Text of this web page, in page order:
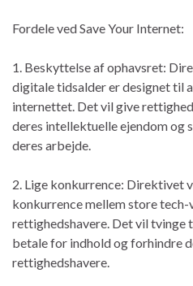
Fordele ved Save Your Internet:
1. Beskyttelse af ophavsret:
digitale tidsalder er designet til
internettet. Det vil give
deres intellektuelle ejendom og
deres arbejde.
2. Lige konkurrence: Direktivet
konkurrence mellem store
rettighedshavere. Det vil tvinge
betale for indhold og forhindre
rettighedshavere.